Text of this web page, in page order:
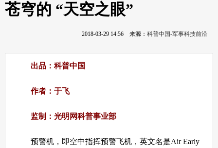
苍穹的 “天空之眼”
2018-03-29 14:56 来源： 科普中国-军事科技前沿
出品：科普中国
作者：于飞
监制：光明网科普事业部
预警机，即空中指挥预警飞机，英文名是Air Early